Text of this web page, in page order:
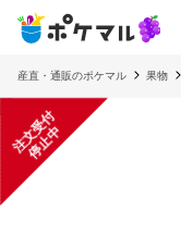
産直・通販のポケマル 果物
注
文
受
付
停
止
中